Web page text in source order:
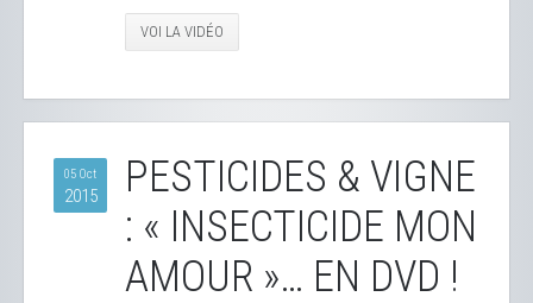
VOI LA VIDÉO
05 Oct
2015
PESTICIDES & VIGNE
: « INSECTICIDE MON
AMOUR »… EN DVD !